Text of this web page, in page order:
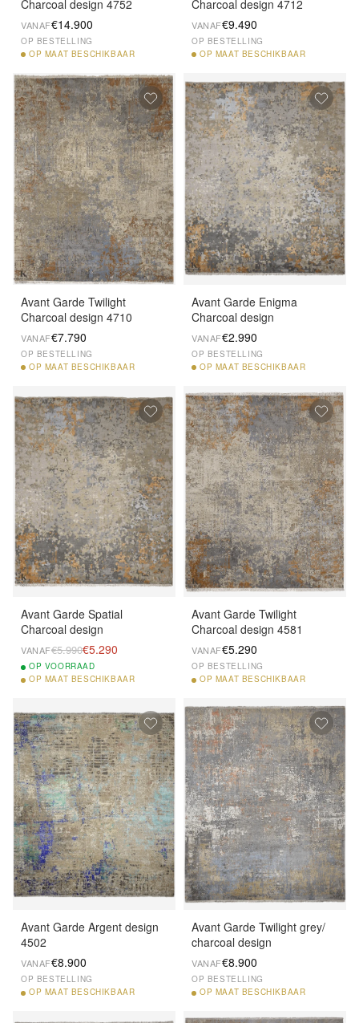
Charcoal design 4752
VANAF€14.900
OP BESTELLING
OP MAAT BESCHIKBAAR
Charcoal design 4712
VANAF€9.490
OP BESTELLING
OP MAAT BESCHIKBAAR
Avant Garde Twilight
Charcoal design 4710
VANAF€7.790
OP BESTELLING
OP MAAT BESCHIKBAAR
Avant Garde Enigma
Charcoal design
VANAF€2.990
OP BESTELLING
OP MAAT BESCHIKBAAR
Avant Garde Spatial
Charcoal design
VANAF€5.990€5.290
OP VOORRAAD
OP MAAT BESCHIKBAAR
Avant Garde Twilight
Charcoal design 4581
VANAF€5.290
OP BESTELLING
OP MAAT BESCHIKBAAR
Avant Garde Argent design
4502
VANAF€8.900
OP BESTELLING
OP MAAT BESCHIKBAAR
Avant Garde Twilight grey/
charcoal design
VANAF€8.900
OP BESTELLING
OP MAAT BESCHIKBAAR